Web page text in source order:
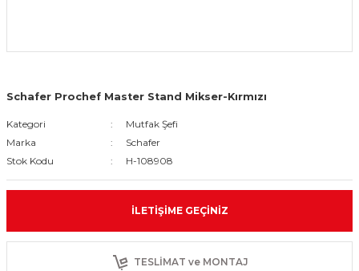
Schafer Prochef Master Stand Mikser-Kırmızı
Kategori
Mutfak Şefi
Marka
Schafer
Stok Kodu
H-108908
İLETIŞIME GEÇINIZ
TESLİMAT ve MONTAJ